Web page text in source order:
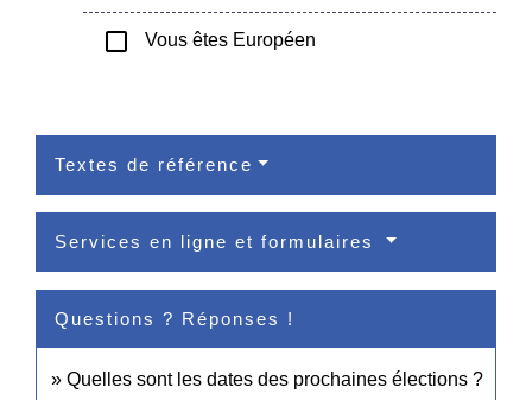
check_box_outline_blank Vous êtes Européen
Textes de référence
Services en ligne et formulaires
Questions ? Réponses !
Quelles sont les dates des prochaines élections ?